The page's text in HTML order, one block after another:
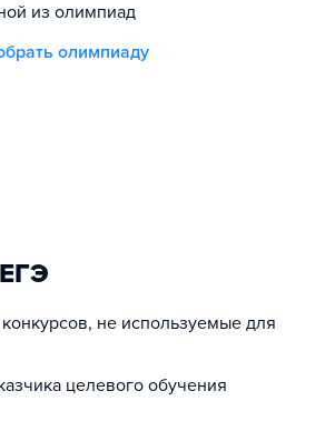
из олимпиад
олимпиаду
не используемые для
целевого обучения